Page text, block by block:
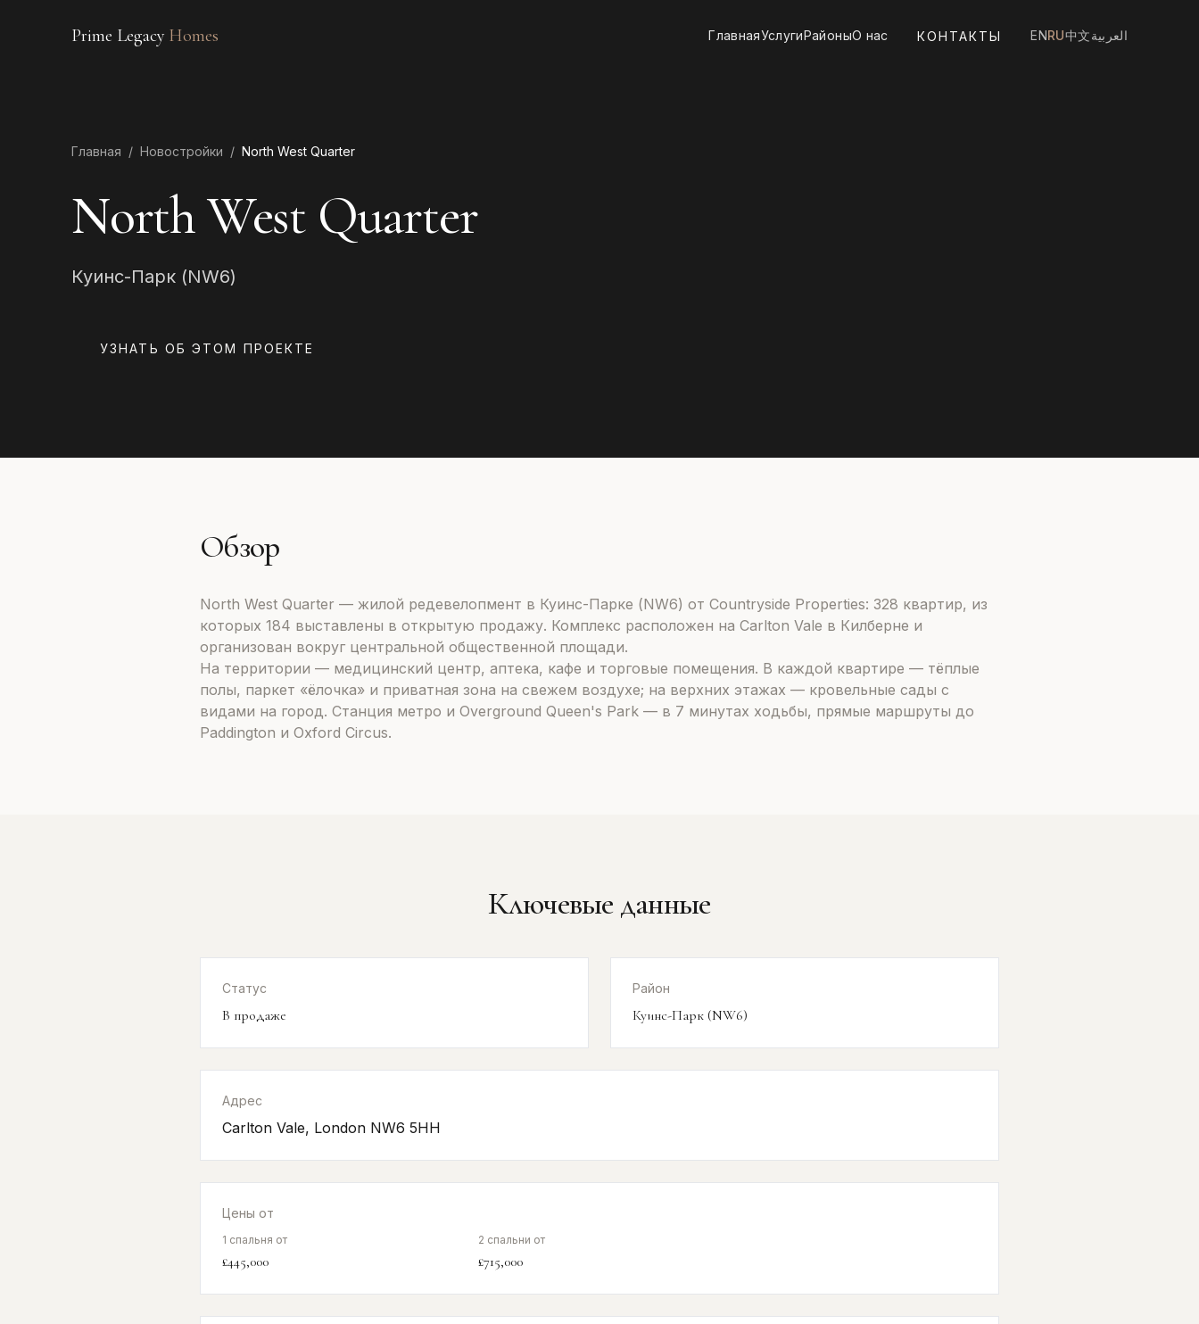
Prime Legacy Homes ГлавнаяУслугиРайоныО нас КОНТАКТЫ ENRU中文العربية
Главная / Новостройки / North West Quarter
North West Quarter
Куинс-Парк (NW6)
УЗНАТЬ ОБ ЭТОМ ПРОЕКТЕ
Обзор
North West Quarter — жилой редевелопмент в Куинс-Парке (NW6) от Countryside Properties: 328 квартир, из
которых 184 выставлены в открытую продажу. Комплекс расположен на Carlton Vale в Килберне и
организован вокруг центральной общественной площади.
На территории — медицинский центр, аптека, кафе и торговые помещения. В каждой квартире — тёплые
полы, паркет «ёлочка» и приватная зона на свежем воздухе; на верхних этажах — кровельные сады с
видами на город. Станция метро и Overground Queen's Park — в 7 минутах ходьбы, прямые маршруты до
Paddington и Oxford Circus.
Ключевые данные
Статус
В продаже
Район
Куинс-Парк (NW6)
Адрес
Carlton Vale, London NW6 5HH
Цены от
1 спальня от
£445,000
2 спальни от
£715,000